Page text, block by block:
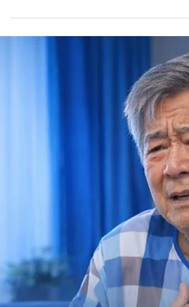
家屬都落力把握中風後六個月的黃金復康期，努力
炎、痛症、腦癇及抑鬱等，感到擔心和不安。其
實，中風後身體並非瞬間回復穩定，仍有機會面對
變化多端的病情。因此中風後的管理，除了進行復
康訓練，亦要留意和減低併發後遺症的風險，雙管
齊下。 中風發作後，患者有機會經歷「進展性腦
風」（Stroke in Evolution），意味整體病情還在
變中，腦部損傷未完全穩定。即使過了急性期，症
狀仍可能時好時壞，而非再度中風。 進展性腦中
令病況波動 例如常見的缺血性中風，發作後數小
至數天內，若然腦細胞壞死的數量增加，甚至血管
阻塞加劇，或出現新血栓導致更多血管受阻，均有
可能令病情惡化。至於出血性中風，出血後形成的
血腫有可能持續擴展，壓迫腦組織，加深損害。
此，病發後盡早入院治療相當關鍵，可及時透過藥
物或手術治療，防止受損範圍進一步擴大，挽救腦
細胞。萬一缺乏及時而適當的治療，即使初期症狀
僅是肢體輕微無力，也有機會惡化成癱瘓。這反映